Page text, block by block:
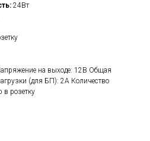
24Вт
на выходе: 12В Общая
(для БП): 2А Количество
в розетку